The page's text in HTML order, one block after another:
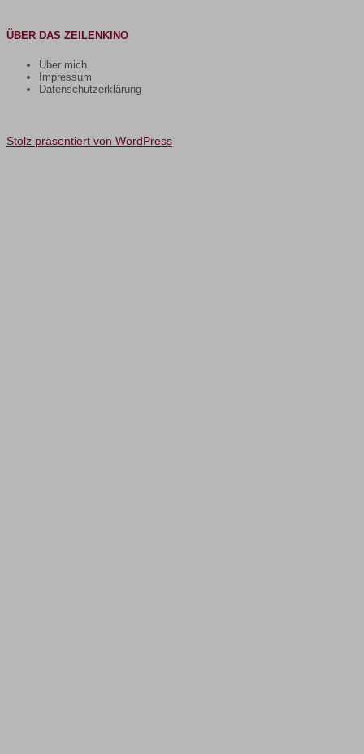
ÜBER DAS ZEILENKINO
Über mich
Impressum
Datenschutzerklärung
Stolz präsentiert von WordPress